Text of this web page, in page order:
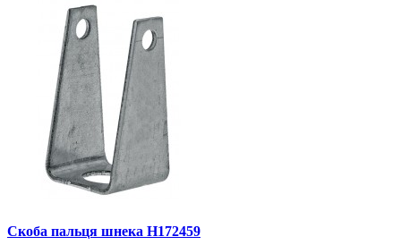
Скоба пальця шнека H172459